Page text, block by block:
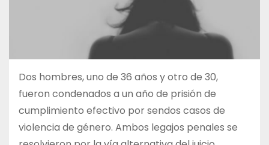
Dos hombres, uno de 36 años y otro de 30,
fueron condenados a un año de prisión de
cumplimiento efectivo por sendos casos de
violencia de género. Ambos legajos penales se